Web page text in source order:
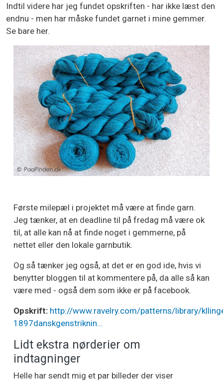
Indtil videre har jeg fundet opskriften - har ikke læst den
endnu - men har måske fundet garnet i mine gemmer.
Se bare her.
Første milepæl i projektet må være at finde garn.
Jeg tænker, at en deadline til på fredag må være ok
til, at alle kan nå at finde noget i gemmerne, på
nettet eller den lokale garnbutik.
Og så tænker jeg også, at det er en god ide, hvis vi
benytter bloggen til at kommentere på, da alle så kan
være med - også dem som ikke er på facebook.
Opskrift: http://www.ravelry.com/patterns/library/
1897danskgenstriknin...
Lidt ekstra nørderier om
indtagninger
Helle har sendt mig et par billeder der viser